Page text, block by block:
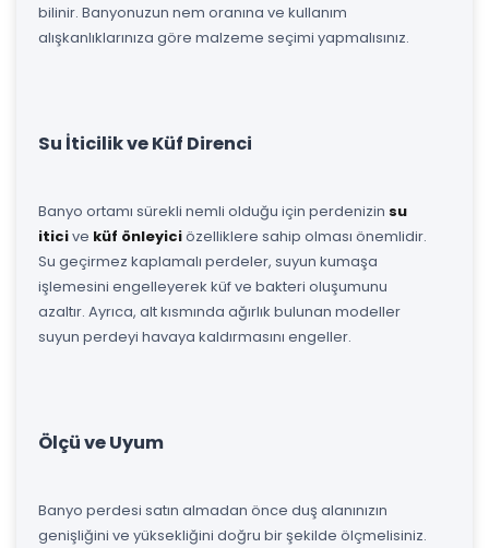
bilinir. Banyonuzun nem oranına ve kullanım
alışkanlıklarınıza göre malzeme seçimi yapmalısınız.
Su İticilik ve Küf Direnci
Banyo ortamı sürekli nemli olduğu için perdenizin su
iticive küf önleyiciözelliklere sahip olması önemlidir.
Su geçirmez kaplamalı perdeler, suyun kumaşa
işlemesini engelleyerek küf ve bakteri oluşumunu
azaltır. Ayrıca, alt kısmında ağırlık bulunan modeller
suyun perdeyi havaya kaldırmasını engeller.
Ölçü ve Uyum
Banyo perdesi satın almadan önce duş alanınızın
genişliğini ve yüksekliğini doğru bir şekilde ölçmelisiniz.